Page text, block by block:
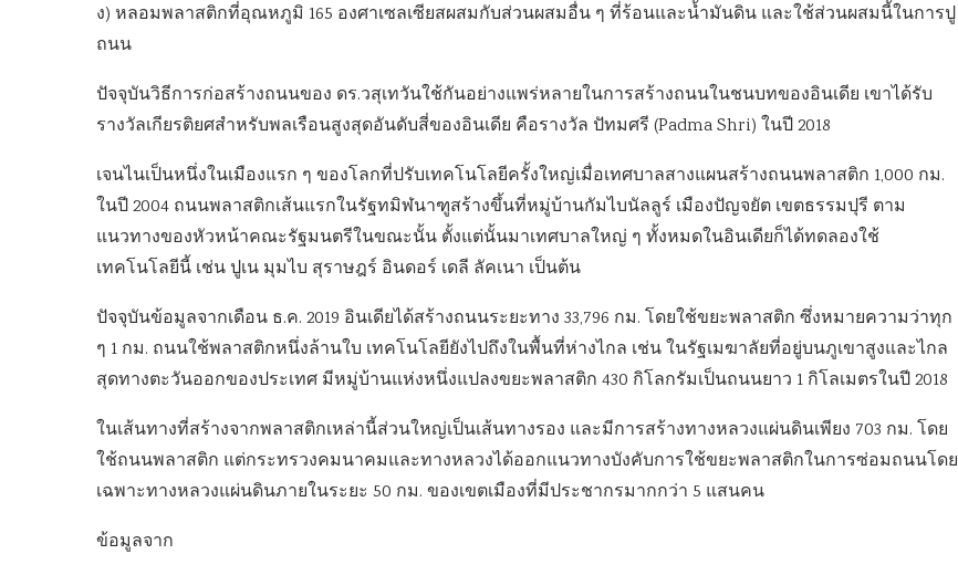
ง) หลอมพลาสติกที่อุณหภูมิ 165 องศาเซลเซียสผสมกับส่วนผสมอื่น ๆ ที่ร้อนและน้ำมันดิน และใช้ส่วนผสมนี้ในการปู
ถนน
ปัจจุบันวิธีการก่อสร้างถนนของ ดร.วสุเทวันใช้กันอย่างแพร่หลายในการสร้างถนนในชนบทของอินเดีย เขาได้รับ
รางวัลเกียรติยศสำหรับพลเรือนสูงสุดอันดับสี่ของอินเดีย คือรางวัล ปัทมศรี (Padma Shri) ในปี 2018
เจนไนเป็นหนึ่งในเมืองแรก ๆ ของโลกที่ปรับเทคโนโลยีครั้งใหญ่เมื่อเทศบาลสางแผนสร้างถนนพลาสติก 1,000 กม.
ในปี 2004 ถนนพลาสติกเส้นแรกในรัฐทมิฬนาฑูสร้างขึ้นที่หมู่บ้านกัมไบนัลลูร์ เมืองปัญจยัต เขตธรรมปุรี ตาม
แนวทางของหัวหน้าคณะรัฐมนตรีในขณะนั้น ตั้งแต่นั้นมาเทศบาลใหญ่ ๆ ทั้งหมดในอินเดียก็ได้ทดลองใช้
เทคโนโลยีนี้ เช่น ปูเน มุมไบ สุราษฎร์ อินดอร์ เดลี ลัคเนา เป็นต้น
ปัจจุบันข้อมูลจากเดือน ธ.ค. 2019 อินเดียได้สร้างถนนระยะทาง 33,796 กม. โดยใช้ขยะพลาสติก ซึ่งหมายความว่าทุก
ๆ 1 กม. ถนนใช้พลาสติกหนึ่งล้านใบ เทคโนโลยียังไปถึงในพื้นที่ห่างไกล เช่น ในรัฐเมฆาลัยที่อยู่บนภูเขาสูงและไกล
สุดทางตะวันออกของประเทศ มีหมู่บ้านแห่งหนึ่งแปลงขยะพลาสติก 430 กิโลกรัมเป็นถนนยาว 1 กิโลเมตรในปี 2018
ในเส้นทางที่สร้างจากพลาสติกเหล่านี้ส่วนใหญ่เป็นเส้นทางรอง และมีการสร้างทางหลวงแผ่นดินเพียง 703 กม. โดย
ใช้ถนนพลาสติก แต่กระทรวงคมนาคมและทางหลวงได้ออกแนวทางบังคับการใช้ขยะพลาสติกในการซ่อมถนนโดย
เฉพาะทางหลวงแผ่นดินภายในระยะ 50 กม. ของเขตเมืองที่มีประชากรมากกว่า 5 แสนคน
ข้อมูลจาก